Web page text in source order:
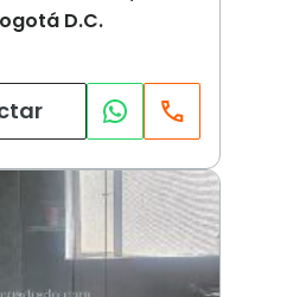
D.C.